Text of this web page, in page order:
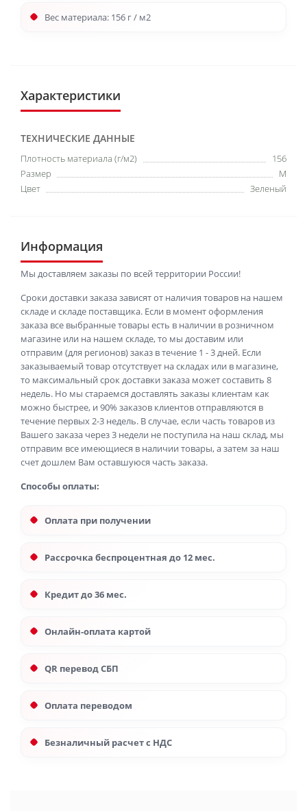
Вес материала: 156 г / м2
Характеристики
ТЕХНИЧЕСКИЕ ДАННЫЕ
Плотность материала (г/м2)
156
Размер
M
Цвет
Зеленый
Информация
Мы доставляем заказы по всей территории России!
Сроки доставки заказа зависят от наличия товаров на нашем
складе и складе поставщика. Если в момент оформления
заказа все выбранные товары есть в наличии в розничном
магазине или на нашем складе, то мы доставим или
отправим (для регионов) заказ в течение 1 - 3 дней. Если
заказываемый товар отсутствует на складах или в магазине,
то максимальный срок доставки заказа может составить 8
недель. Но мы стараемся доставлять заказы клиентам как
можно быстрее, и 90% заказов клиентов отправляются в
течение первых 2-3 недель. В случае, если часть товаров из
Вашего заказа через 3 недели не поступила на наш склад, мы
отправим все имеющиеся в наличии товары, а затем за наш
счет дошлем Вам оставшуюся часть заказа.
Способы оплаты:
Оплата при получении
Рассрочка беспроцентная до 12 мес.
Кредит до 36 мес.
Онлайн-оплата картой
QR перевод СБП
Оплата переводом
Безналичный расчет с НДС